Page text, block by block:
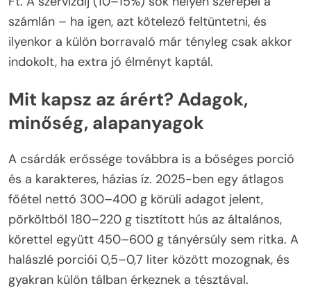
számlán – ha igen, azt kötelező feltüntetni, és
ilyenkor a külön borravaló már tényleg csak akkor
indokolt, ha extra jó élményt kaptál.
Mit kapsz az árért? Adagok,
minőség, alapanyagok
A csárdák erőssége továbbra is a bőséges porció
és a karakteres, házias íz. 2025-ben egy átlagos
főétel nettó 300–400 g körüli adagot jelent,
pörköltből 180–220 g tisztított hús az általános,
körettel együtt 450–600 g tányérsúly sem ritka. A
halászlé porciói 0,5–0,7 liter között mozognak, és
gyakran külön tálban érkeznek a tésztával.